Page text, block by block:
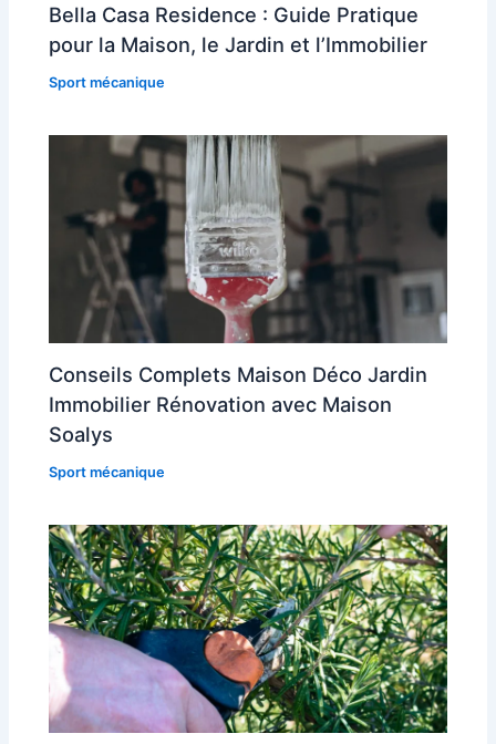
Bella Casa Residence : Guide Pratique
pour la Maison, le Jardin et l’Immobilier
Sport mécanique
Conseils Complets Maison Déco Jardin
Immobilier Rénovation avec Maison
Soalys
Sport mécanique